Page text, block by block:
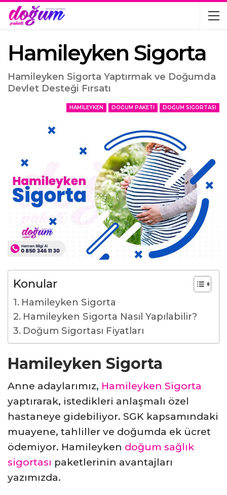
Hamileyken Sigorta
Hamileyken Sigorta Yaptırmak ve Doğumda
Devlet Desteği Fırsatı
HAMILEYKEN DOĞUM PAKETI DOĞUM SIGORTASI
Konular
Hamileyken Sigorta
Hamileyken Sigorta Nasıl Yapılabilir?
Doğum Sigortası Fiyatları
Hamileyken Sigorta
Anne adaylarımız, Hamileyken Sigorta
yaptırarak, istedikleri anlaşmalı özel
hastaneye gidebiliyor. SGK kapsamındaki
muayene, tahliller ve doğumda ek ücret
ödemiyor. Hamileyken doğum sağlık
sigortası paketlerinin avantajları
yazımızda.